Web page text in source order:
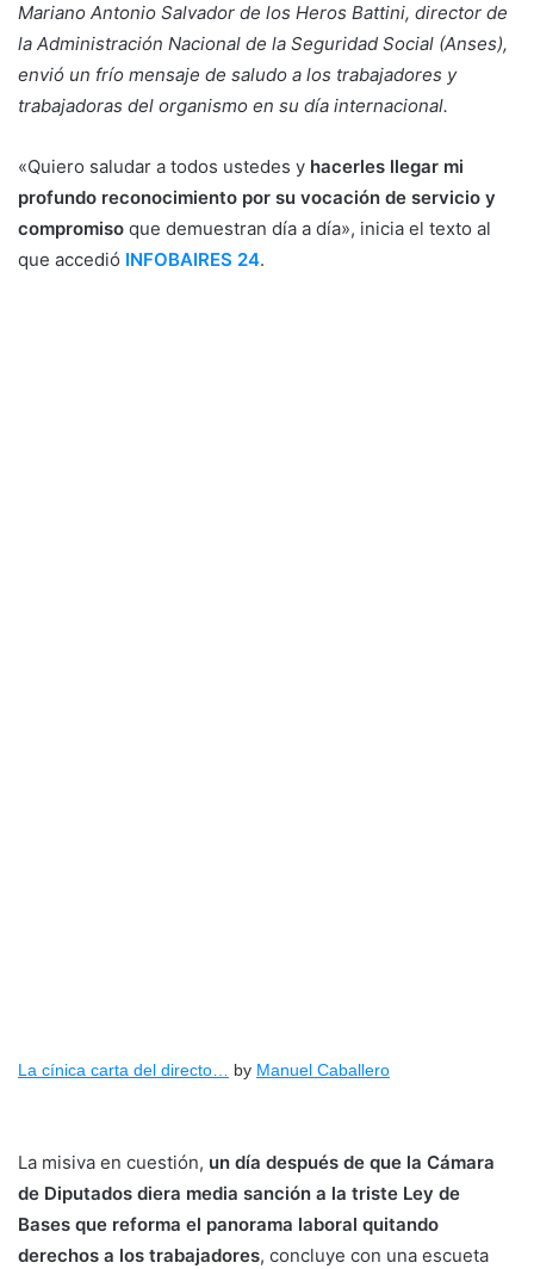
Mariano Antonio Salvador de los Heros Battini, director de
la Administración Nacional de la Seguridad Social (Anses),
envió un frío mensaje de saludo a los trabajadores y
trabajadoras del organismo en su día internacional.
«Quiero saludar a todos ustedes y hacerles llegar mi
profundo reconocimiento por su vocación de servicio y
compromiso que demuestran día a día», inicia el texto al
que accedió INFOBAIRES 24.
La cínica carta del directo… by Manuel Caballero
La misiva en cuestión, un día después de que la Cámara
de Diputados diera media sanción a la triste Ley de
Bases que reforma el panorama laboral quitando
derechos a los trabajadores, concluye con una escueta